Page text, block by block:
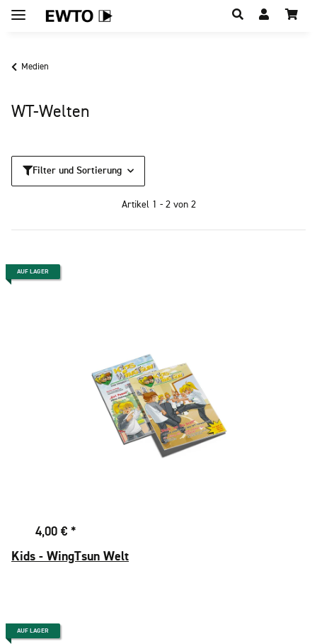
Medien
WT-Welten
Filter und Sortierung
Artikel 1 - 2 von 2
AUF LAGER
4,00 € *
Kids - WingTsun Welt
AUF LAGER